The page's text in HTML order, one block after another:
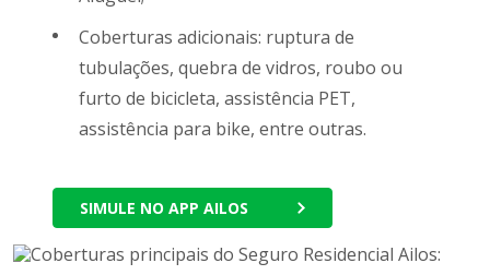
Coberturas adicionais: ruptura de
tubulações, quebra de vidros, roubo ou
furto de bicicleta, assistência PET,
assistência para bike, entre outras.
SIMULE NO APP AILOS